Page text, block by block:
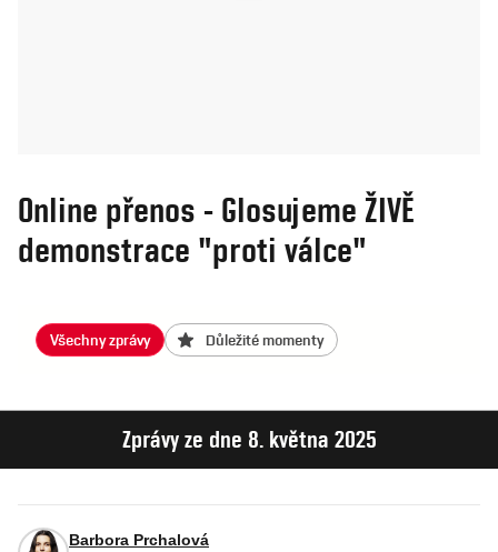
Online přenos - Glosujeme ŽIVĚ
demonstrace "proti válce"
Všechny zprávy Důležité momenty
Zprávy ze dne 8. května 2025
Barbora Prchalová